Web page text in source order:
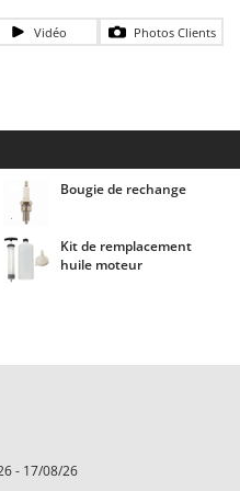
polenta
des olives et la taille
- Extirpateurs
Vidéo Photos Clients
Bougie de rechange
Kit de remplacement
huile moteur
- 17/08/26